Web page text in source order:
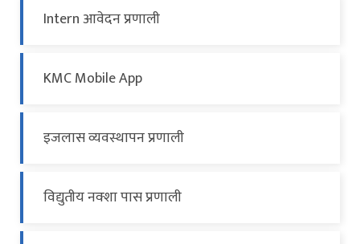
Intern आवेदन प्रणाली
KMC Mobile App
इजलास व्यवस्थापन प्रणाली
विद्युतीय नक्शा पास प्रणाली